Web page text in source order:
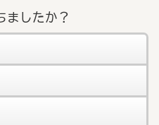
ましたか？